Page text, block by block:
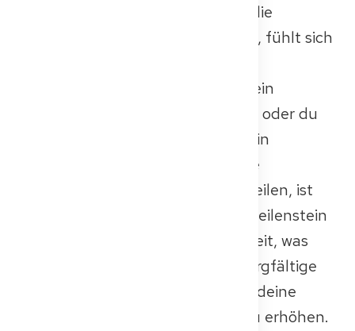
Der Moment, in dem du dich für die
Kenntnisprüfung (KP) anmeldest, fühlt sich
Approbation an. Vielleicht liegt dein
Studium schon eine Weile zurück, oder du
hast gerade erst begonnen, dich in
Deutschland einzuleben. Was alle
Kandidatinnen und Kandidaten teilen, ist
die Hoffnung, diesen nächsten Meilenstein
zu bestehen – und die Unsicherheit, was
genau auf dich zukommt. Eine sorgfältige
Vorbereitung ist unerlässlich, um deine
Erfolgschancen in der Prüfung zu erhöhen.